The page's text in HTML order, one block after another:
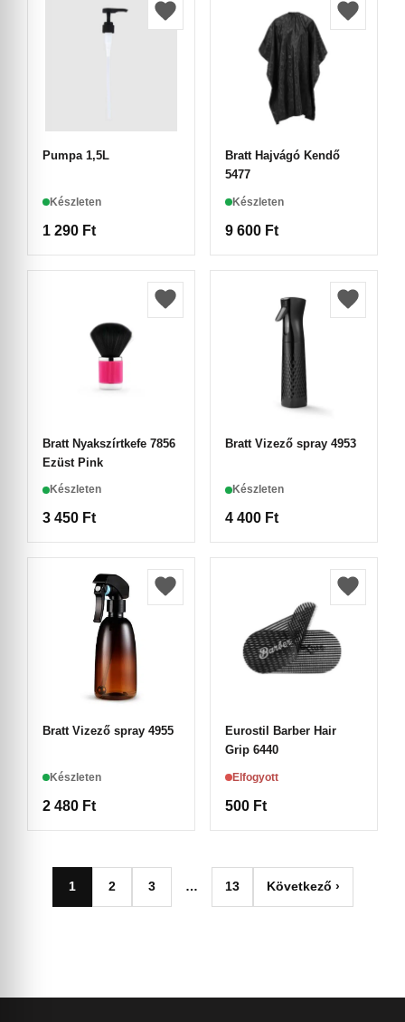
Pumpa 1,5L
Készleten
1 290 Ft
Bratt Hajvágó Kendő
5477
Készleten
9 600 Ft
Bratt Nyakszírtkefe 7856
Ezüst Pink
Készleten
3 450 Ft
Bratt Vizező spray 4953
Készleten
4 400 Ft
Bratt Vizező spray 4955
Készleten
2 480 Ft
Eurostil Barber Hair
Grip 6440
Elfogyott
500 Ft
1 2 3 … 13 Következő ›